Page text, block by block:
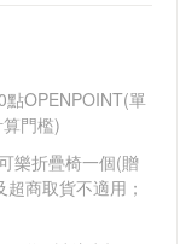
OPENPOINT(單
門檻)
樂折疊椅一個(贈
商取貨不適用；